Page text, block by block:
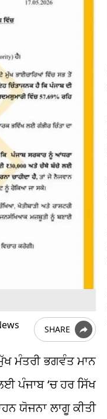
SHARE
ਮੰਤਰੀ ਭਗਵੰਤ ਮਾਨ
ਪੰਜਾਬ ‘ਚ ਹਰ ਸਿੱਖ
ਯੋਜਨਾ ਲਾਗੂ ਕੀਤੀ